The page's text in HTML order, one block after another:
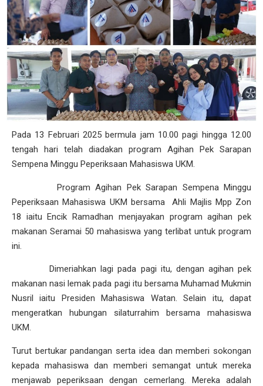
Pada 13 Februari 2025 bermula jam 10.00 pagi hingga 12.00
tengah hari telah diadakan program Agihan Pek Sarapan
Sempena Minggu Peperiksaan Mahasiswa UKM.
Program Agihan Pek Sarapan Sempena Minggu
Peperiksaan Mahasiswa UKM bersama Ahli Majlis Mpp Zon
18 iaitu Encik Ramadhan menjayakan program agihan pek
makanan Seramai 50 mahasiswa yang terlibat untuk program
ini.
Dimeriahkan lagi pada pagi itu, dengan agihan pek
makanan nasi lemak pada pagi itu bersama Muhamad Mukmin
Nusril iaitu Presiden Mahasiswa Watan. Selain itu, dapat
mengeratkan hubungan silaturrahim bersama mahasiswa
UKM.
Turut bertukar pandangan serta idea dan memberi sokongan
kepada mahasiswa dan memberi semangat untuk mereka
menjawab peperiksaan dengan cemerlang. Mereka adalah